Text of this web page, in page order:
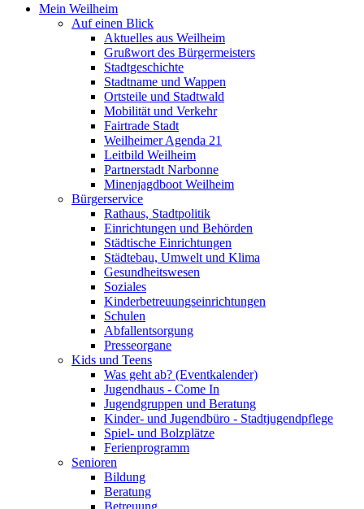
Mein Weilheim
Auf einen Blick
Aktuelles aus Weilheim
Grußwort des Bürgermeisters
Stadtgeschichte
Stadtname und Wappen
Ortsteile und Stadtwald
Mobilität und Verkehr
Fairtrade Stadt
Weilheimer Agenda 21
Leitbild Weilheim
Partnerstadt Narbonne
Minenjagdboot Weilheim
Bürgerservice
Rathaus, Stadtpolitik
Einrichtungen und Behörden
Städtische Einrichtungen
Städtebau, Umwelt und Klima
Gesundheitswesen
Soziales
Kinderbetreuungseinrichtungen
Schulen
Abfallentsorgung
Presseorgane
Kids und Teens
Was geht ab? (Eventkalender)
Jugendhaus - Come In
Jugendgruppen und Beratung
Kinder- und Jugendbüro - Stadtjugendpflege
Spiel- und Bolzplätze
Ferienprogramm
Senioren
Bildung
Beratung
Betreuung